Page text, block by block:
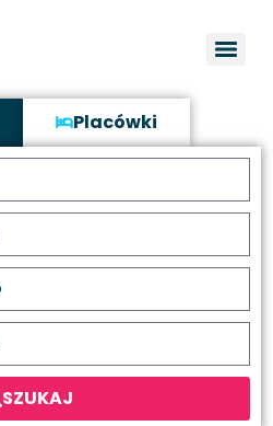
Placówki
SZUKAJ